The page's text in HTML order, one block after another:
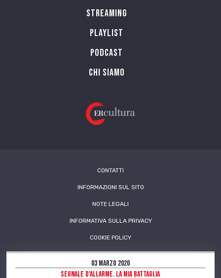
03 Marzo 2020
Segnale d'allarme. La mia battaglia
Streaming
Playlist
PODCAST
Chi siamo
CONTATTI
INFORMAZIONI SUL SITO
NOTE LEGALI
INFORMATIVA SULLA PRIVACY
COOKIE POLICY